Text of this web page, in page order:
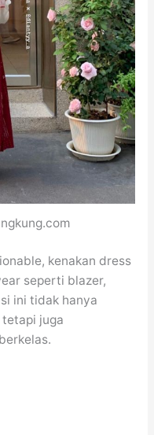
kenakan dress
seperti blazer,
ini tidak hanya
juga